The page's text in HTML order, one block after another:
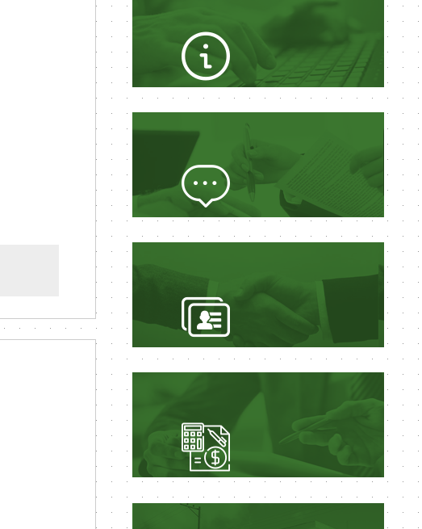
TRANSPARÊNCIA
ACESSO A
INFORMAÇÃO
CONTAS PÚBLICAS